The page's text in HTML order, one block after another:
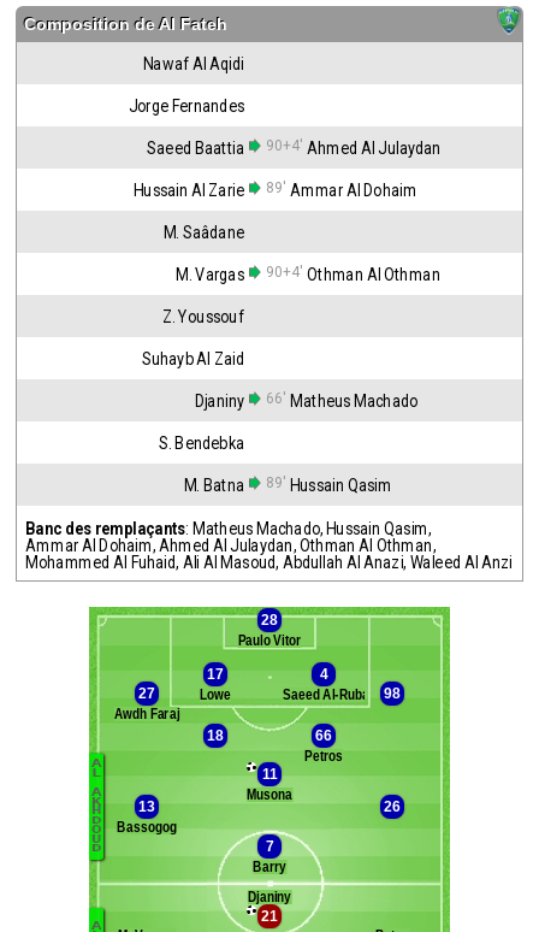
Composition deAl Fateh
Nawaf Al Aqidi
Jorge Fernandes
Saeed Baattia 90+4' Ahmed Al Julaydan
Hussain Al Zarie 89' Ammar Al Dohaim
M. Saâdane
M. Vargas 90+4' Othman Al Othman
Z. Youssouf
Suhayb Al Zaid
Djaniny 66' Matheus Machado
S. Bendebka
M. Batna 89' Hussain Qasim
Banc des remplaçants: Matheus Machado, Hussain Qasim,
Ammar Al Dohaim, Ahmed Al Julaydan,Othman Al Othman,
Mohammed Al Fuhaid, Ali Al Masoud, Abdullah Al Anazi, Waleed Al Anzi